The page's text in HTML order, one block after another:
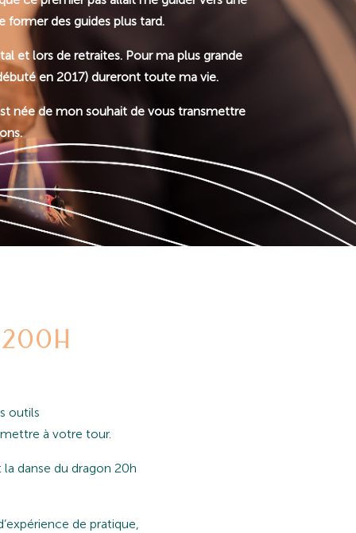
former des guides plus tard.
et lors de retraites. Pour ma plus grande
en 2017) dureront toute ma vie.
née de mon souhait de vous transmettre
outils
à votre tour.
danse du dragon 20h
de pratique,